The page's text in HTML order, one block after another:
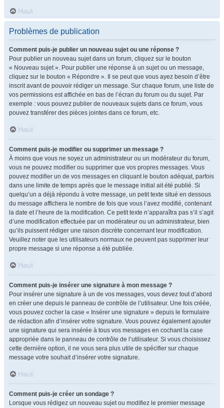
Haut
Problèmes de publication
Comment puis-je publier un nouveau sujet ou une réponse ?
Pour publier un nouveau sujet dans un forum, cliquez sur le bouton
« Nouveau sujet ». Pour publier une réponse à un sujet ou un message,
cliquez sur le bouton « Répondre ». Il se peut que vous ayez besoin d’être
inscrit avant de pouvoir rédiger un message. Sur chaque forum, une liste de
vos permissions est affichée en bas de l’écran du forum ou du sujet. Par
exemple : vous pouvez publier de nouveaux sujets dans ce forum, vous
pouvez transférer des pièces jointes dans ce forum, etc.
Haut
Comment puis-je modifier ou supprimer un message ?
À moins que vous ne soyez un administrateur ou un modérateur du forum,
vous ne pouvez modifier ou supprimer que vos propres messages. Vous
pouvez modifier un de vos messages en cliquant le bouton adéquat, parfois
dans une limite de temps après que le message initial ait été publié. Si
quelqu’un a déjà répondu à votre message, un petit texte situé en dessous
du message affichera le nombre de fois que vous l’avez modifié, contenant
la date et l’heure de la modification. Ce petit texte n’apparaîtra pas s’il s’agit
d’une modification effectuée par un modérateur ou un administrateur, bien
qu’ils puissent rédiger une raison discrète concernant leur modification.
Veuillez noter que les utilisateurs normaux ne peuvent pas supprimer leur
propre message si une réponse a été publiée.
Haut
Comment puis-je insérer une signature à mon message ?
Pour insérer une signature à un de vos messages, vous devez tout d’abord
en créer une depuis le panneau de contrôle de l’utilisateur. Une fois créée,
vous pouvez cocher la case « Insérer une signature » depuis le formulaire
de rédaction afin d’insérer votre signature. Vous pouvez également ajouter
une signature qui sera insérée à tous vos messages en cochant la case
appropriée dans le panneau de contrôle de l’utilisateur. Si vous choisissez
cette dernière option, il ne vous sera plus utile de spécifier sur chaque
message votre souhait d’insérer votre signature.
Haut
Comment puis-je créer un sondage ?
Lorsque vous rédigez un nouveau sujet ou modifiez le premier message